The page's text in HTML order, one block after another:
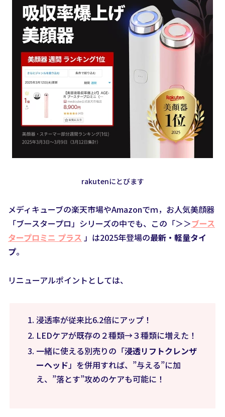
rakutenにとびます
メディキューブの楽天市場やAmazonでｍ，お人気美顔器
「ブースタープロ」シリーズの中でも、この「＞＞ブース
タープロミニ プラス 」は2025年登場の最新・軽量タイ
プ。
リニューアルポイントとしては、
浸透率が従来比6.2倍にアップ！
LEDケアが既存の２種類→３種類に増えた！
一緒に使える別売りの「浸透リフトクレンザ
ーヘッド」を併用すれば、”与える”に加
え、”落とす”攻めのケアも可能に！